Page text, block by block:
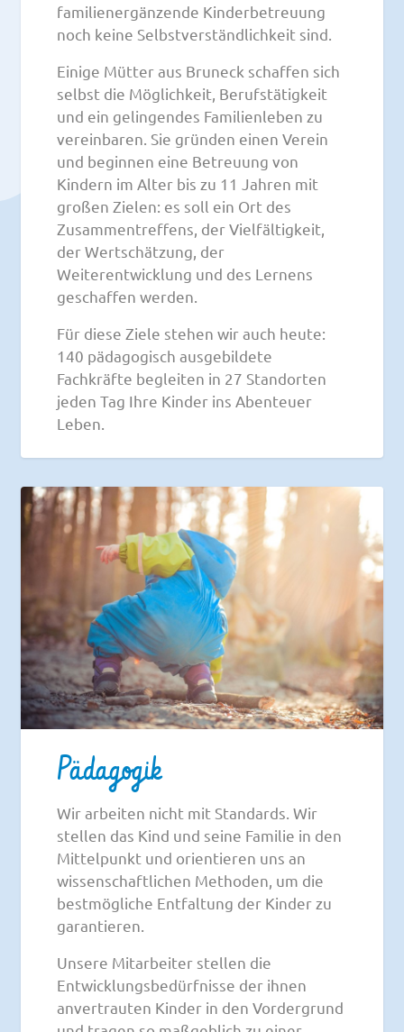
familienergänzende Kinderbetreuung
noch keine Selbstverständlichkeit sind.
Einige Mütter aus Bruneck schaffen sich
selbst die Möglichkeit, Berufstätigkeit
und ein gelingendes Familienleben zu
vereinbaren. Sie gründen einen Verein
und beginnen eine Betreuung von
Kindern im Alter bis zu 11 Jahren mit
großen Zielen: es soll ein Ort des
Zusammentreffens, der Vielfältigkeit,
der Wertschätzung, der
Weiterentwicklung und des Lernens
geschaffen werden.
Für diese Ziele stehen wir auch heute:
140 pädagogisch ausgebildete
Fachkräfte begleiten in 27 Standorten
jeden Tag Ihre Kinder ins Abenteuer
Leben.
Pädagogik
Wir arbeiten nicht mit Standards. Wir
stellen das Kind und seine Familie in den
Mittelpunkt und orientieren uns an
wissenschaftlichen Methoden, um die
bestmögliche Entfaltung der Kinder zu
garantieren.
Unsere Mitarbeiter stellen die
Entwicklungsbedürfnisse der ihnen
anvertrauten Kinder in den Vordergrund